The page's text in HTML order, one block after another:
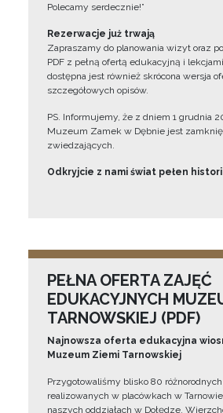
Polecamy serdecznie!”
Rezerwacje już trwają
Zapraszamy do planowania wizyt oraz
PDF z pełną ofertą edukacyjną i
dostępna jest również skrócona wersja
szczegółowych opisów.
PS. Informujemy, że z dniem 1 grudnia
Muzeum Zamek w Dębnie jest
zwiedzających.
Odkryjcie z nami świat pełen
PEŁNA OFERTA ZAJĘĆ
EDUKACYJNYCH
TARNOWSKIEJ (PDF)
Najnowsza oferta edukacyjna
Muzeum Ziemi Tarnowskiej
Przygotowaliśmy blisko 80
realizowanych w placówkach w
naszych oddziałach w Dołędze,